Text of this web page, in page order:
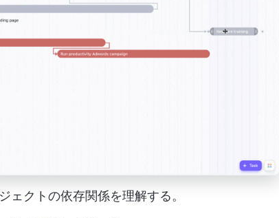
クトの依存関係を理解する。